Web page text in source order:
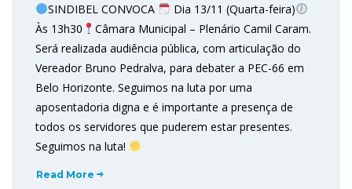
SINDIBEL CONVOCA
Dia 13/11 (Quarta-feira)
Às 13h30
Câmara Municipal – Plenário Camil Caram.
Será realizada audiência pública, com articulação do
Vereador Bruno Pedralva, para debater a PEC-66 em
Belo Horizonte. Seguimos na luta por uma
aposentadoria digna e é importante a presença de
todos os servidores que puderem estar presentes.
Seguimos na luta!
Read More